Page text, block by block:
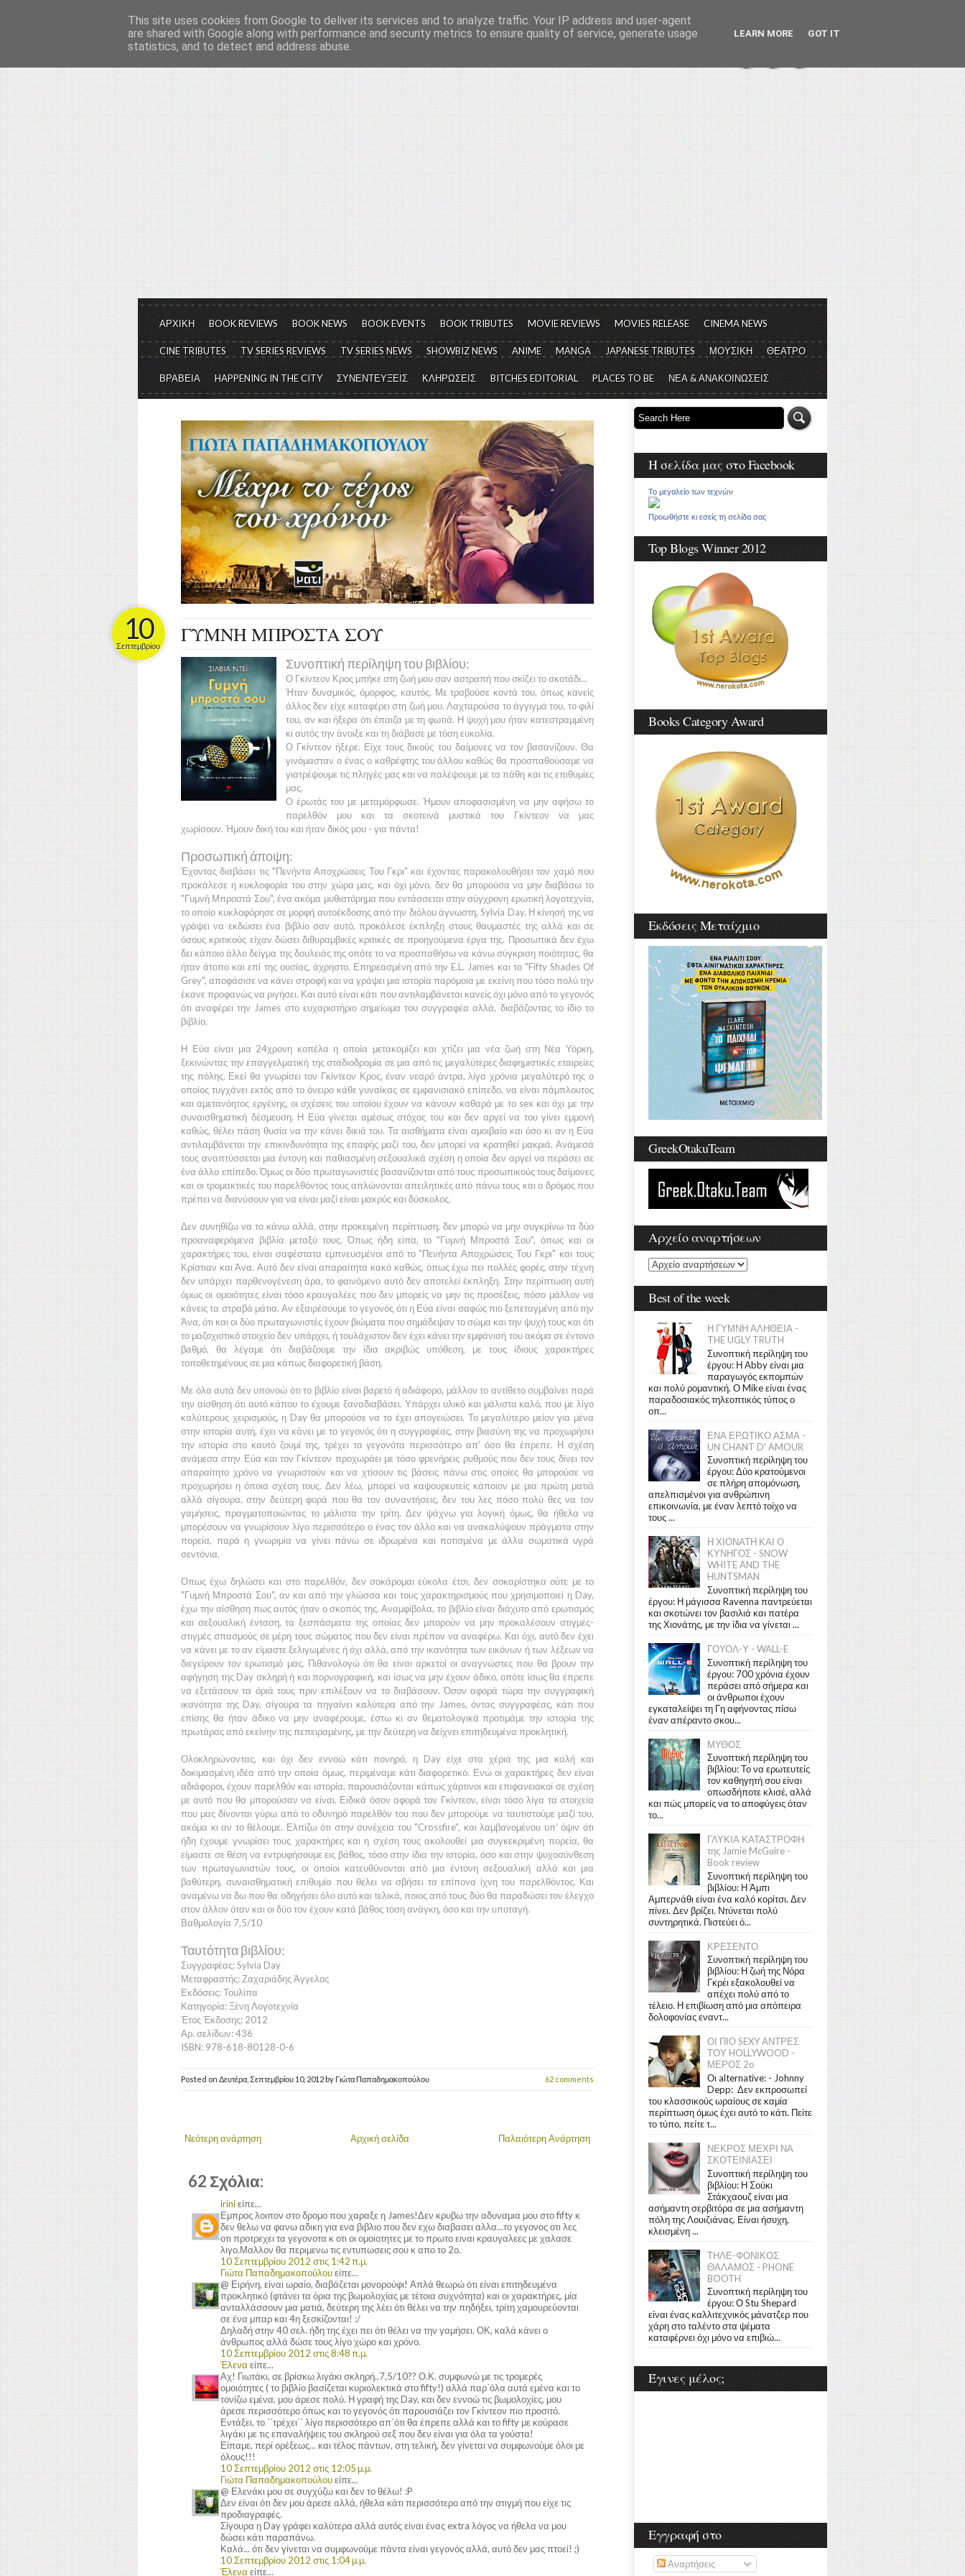
Το μεγαλείο των Τεχνών...
Είμαστε πάντα εδώ για να μιλάμε για τον πολιτισμό, σε κάθε του μορφή και έκταση...
ΑΡΧΙΚΗ BOOK REVIEWS BOOK NEWS BOOK EVENTS BOOK TRIBUTES MOVIE REVIEWS MOVIES RELEASE CINEMA NEWS
CINE TRIBUTES TV SERIES REVIEWS TV SERIES NEWS SHOWBIZ NEWS ANIME MANGA JAPANESE TRIBUTES ΜΟΥΣΙΚΗ ΘΕΑΤΡΟ
ΒΡΑΒΕΙΑ HAPPENING IN THE CITY ΣΥΝΕΝΤΕΥΞΕΙΣ ΚΛΗΡΩΣΕΙΣ BITCHES EDITORIAL PLACES TO BE ΝΕΑ & ΑΝΑΚΟΙΝΩΣΕΙΣ
ΓΥΜΝΗ ΜΠΡΟΣΤΑ ΣΟΥ
10
Σεπτεμβρίου
Συνοπτική περίληψη του βιβλίου:
Ο Γκίντεον Κρος μπήκε στη ζωή μου σαν αστραπή που σκίζει το σκοτάδι...
Ήταν δυναμικός, όμορφος, καυτός. Με τραβούσε κοντά του, όπως κανείς
άλλος δεν είχε καταφέρει στη ζωή μου. Λαχταρούσα το άγγιγμά του, το φιλί
του, αν και ήξερα ότι έπαιζα με τη φωτιά. Η ψυχή μου ήταν κατεστραμμένη
κι αυτός την άνοιξε και τη διάβασε με τόση ευκολία.
Ο Γκίντεον ήξερε. Είχε τους δικούς του δαίμονες να τον βασανίζουν. Θα
γινόμασταν ο ένας ο καθρέφτης του άλλου καθώς θα προσπαθούσαμε να
γιατρέψουμε τις πληγές μας και να παλέψουμε με τα πάθη και τις επιθυμίες
μας.
Ο έρωτάς του με μεταμόρφωσε. Ήμουν αποφασισμένη να μην αφήσω το
παρελθόν μου και τα σκοτεινά μυστικά του Γκίντεον να μας
χωρίσουν. Ήμουν δική του και ήταν δικός μου - για πάντα!
Προσωπική άποψη:
Έχοντας διαβάσει τις "Πενήντα Αποχρώσεις Του Γκρι" και έχοντας παρακολουθήσει τον χαμό που
προκάλεσε η κυκλοφορία του στην χώρα μας, και όχι μόνο, δεν θα μπορούσα να μην διαβάσω το
"Γυμνή Μπροστά Σου", ένα ακόμα μυθιστόρημα που εντάσσεται στην σύγχρονη ερωτική λογοτεχνία,
το οποίο κυκλοφόρησε σε μορφή αυτοέκδοσης από την διόλου άγνωστη,Sylvia Day. Η κίνησή της να
γράψει να εκδώσει ένα βιβλίο σαν αυτό, προκάλεσε έκπληξη στους θαυμαστές της αλλά και σε
όσους κριτικούς είχαν δώσει διθυραμβικές κριτικές σε προηγούμενα έργα της. Προσωπικά δεν έχω
δει κάποιο άλλο δείγμα της δουλειάς της οπότε το να προσπαθήσω να κάνω σύγκριση ποιότητας, θα
ήταν άτοπο και επί της ουσίας, άχρηστο. Επηρεασμένη από την E.L. James και το "Fifty Shades Of
Grey", αποφάσισε να κάνει στροφή και να γράψει μια ιστορία παρόμοια με εκείνη που τόσο πολύ την
έκανε προφανώς να ριγήσει. Και αυτό είναι κάτι που αντιλαμβάνεται κανείς όχι μόνο από το γεγονός
ότι αναφέρει την James στο ευχαριστήριο σημείωμα του συγγραφέα αλλά, διαβάζοντας το ίδιο το
βιβλίο.
Η Εύαείναι μια 24χρονη κοπέλα η οποία μετακομίζει και χτίζει μια νέα ζωή στη Νέα Υόρκη,
ξεκινώντας την επαγγελματική της σταδιοδρομία σε μια από τις μεγαλύτερες διαφημιστικές εταιρείες
της πόλης. Εκεί θα γνωρίσει τον Γκίντεον Κρος, έναν νεαρό άντρα, λίγα χρόνια μεγαλύτερό της ο
οποίος τυγχάνει εκτός από το όνειρο κάθε γυναίκας σε εμφανισιακό επίπεδο, να είναι πάμπλουτος
και αμετανόητος εργένης, οι σχέσεις του οποίου έχουν να κάνουν καθαρά με το sex και όχι με την
συναισθηματική δέσμευση. Η Εύα γίνεται αμέσως στόχος του και δεν αργεί να του γίνει εμμονή
καθώς, θέλει πάση θυσία να την κάνει δικιά του. Τα αισθήματα είναι αμοιβαίο και όσο κι αν η Εύα
αντιλαμβάνεται την επικινδυνότητα της επαφής μαζί του, δεν μπορεί να κρατηθεί μακριά. Ανάμεσά
τους αναπτύσσεται μια έντονη και παθιασμένη σεξουαλικά σχέση η οποία δεν αργεί να περάσει σε
ένα άλλο επίπεδο. Όμως οι δύο πρωταγωνιστές βασανίζονται από τους προσωπικούς τους δαίμονες
και οι τρομακτικές του παρελθόντος τους απλώνονται απειλητικές από πάνω τους και ο δρόμος που
πρέπει να διανύσουν για να είναι μαζί είναι μακρύς και δύσκολος.
Δεν συνηθίζω να το κάνω αλλά, στην προκειμένη περίπτωση, δεν μπορώ να μην συγκρίνω τα δύο
προαναφερόμενα βιβλία μεταξύ τους. Όπως ήδη είπα, το "Γυμνή Μπροστά Σου", όπως και οι
χαρακτήρες του, είναι σαφέστατα εμπνευσμένοι από το "Πενήντα Αποχρώσεις Του Γκρι" και τους
Κρίστιαν και Άνα. Αυτό δεν είναι απαραίτητα κακό καθώς, όπως έχω πει πολλές φορές, στην τέχνη
δεν υπάρχει παρθενογένεση άρα, το φαινόμενο αυτό δεν αποτελεί έκπληξη. Στην περίπτωση αυτή
όμως οι ομοιότητες είναι τόσο κραυγαλέες που δεν μπορείς να μην τις προσέξεις, πόσο μάλλον να
κάνεις τα στραβά μάτια. Αν εξαιρέσουμε το γεγονός ότι η Εύα είναι σαφώς πιο ξεπεταγμένη από την
Άνα, ότι και οι δύο πρωταγωνιστές έχουν βιώματα που σημάδεψαν το σώμα και την ψυχή τους και ότι
το μαζοχιστικό στοιχείο δεν υπάρχει, ή τουλάχιστον δεν έχει κάνει την εμφάνισή του ακόμα σε έντονο
βαθμό, θα λέγαμε ότι διαβάζουμε την ίδια ακριβώς υπόθεση, με τους ίδιους χαρακτήρες
τοποθετημένους σε μια κάπως διαφορετική βάση.
Με όλα αυτά δεν υπονοώ ότι το βιβλίο είναι βαρετό ή αδιάφορο, μάλλον το αντίθετο συμβαίνει παρά
την αίσθηση ότι αυτό κάπου το έχουμε ξαναδιαβάσει. Υπάρχει υλικό και μάλιστα καλό, που με λίγο
καλύτερους χειρισμούς, η Dayθα μπορούσε να το έχει απογειώσει. Το μεγαλύτερο μείον για μένα
στην ιστορία αυτή, έχει να κάνει με το γεγονός ότι η συγγραφέας, στην βιασύνη της να προχωρήσει
την ιστορία στο καυτό ζουμί της, τρέχει τα γεγονότα περισσότερο απ' όσο θα έπρεπε. Η σχέση
ανάμεσα στην Εύα και τον Γκίντεον προχωράει με τόσο φρενήρεις ρυθμούς που δεν τους δίνει τον
απαραίτητο χρόνο να γνωριστούν και να χτίσουν τις βάσεις πάνω στις οποίες θα μπορούσε να
προχωρήσει η όποια σχέση τους. Δεν λέω, μπορεί να καψουρευτείς κάποιον με μια πρώτη ματιά
αλλά σίγουρα, στην δεύτερη φορά που θα τον συναντήσεις, δεν του λες πόσο πολύ θες να τον
γαμήσεις, πραγματοποιώντας το μάλιστα την τρίτη. Δεν ψάχνω για λογική όμως, θα ήθελα να
μπορέσουν να γνωρίσουν λίγο περισσότερο ο ένας τον άλλο και να ανακαλύψουν πράγματα στην
πορεία, παρά η γνωριμία να γίνει πάνω σε ιδρωμένα και ποτισμένα με άλλα σωματικά υγρά
σεντόνια.
Όπως έχω δηλώσει και στο παρελθόν, δεν σοκάρομαι εύκολα έτσι, δεν σοκαρίστηκα ούτε με το
"Γυμνή Μπροστά Σου", αν και από την γλώσσα και τους χαρακτηρισμούς που χρησιμοποιεί η Day,
έχω την αίσθηση πως αυτός ήταν ο σκοπός της. Αναμφίβολα, το βιβλίο είναι διάχυτο από ερωτισμός
και σεξουαλική ένταση, τα ξεσπάσματα της οποίας δεν μπορούν να μην προκαλέσουν στιγμές-
στιγμές σπασμούς σε μέρη τους σώματος που δεν είναι πρέπον να αναφέρω. Και όχι, αυτό δεν έχει
να κάνει με το αν είμαστε ξελιγωμένες ή όχι αλλά, από την ικανότητα των εικόνων ή των λέξεων να
διεγείρουν τον ερωτισμό μας. Πιθανολογώ ότι θα είναι αρκετοί οι αναγνώστες που θα βρουν την
αφήγηση της Day σκληρή ή και πορνογραφική, και ίσως να μην έχουν άδικο, οπότε ίσως θα έπρεπε
να εξετάσουν τα όριά τους πριν επιλέξουν να το διαβάσουν. Όσον αφορά τώρα την συγγραφική
ικανότητα της Day, σίγουρα τα πηγαίνει καλύτερα από την James,όντας συγγραφέας, κάτι που
επίσης θα ήταν άδικο να μην αναφέρουμε, έστω κι αν θεματολογικά προτιμάμε την ιστορία της
πρωτάρας από εκείνην της πεπειραμένης, με την δεύτερη να δείχνει επιτηδευμένα προκλητική.
Ολοκληρώνοντας, και όχι δεν εννοώ κάτι πονηρό, η Day είχε στα χέρια της μια καλή και
δοκιμασμένη ιδέα από την οποία όμως, περιμέναμε κάτι διαφορετικό. Ενώ οι χαρακτήρες δεν είναι
αδιάφοροι, έχουν παρελθόν και ιστορία, παρουσιάζονται κάπως χάρτινοι και επιφανειακοί σε σχέση
με αυτό που θα μπορούσαν να είναι. Ειδικά όσον αφορά τον Γκίντεον, είναι τόσο λίγα τα στοιχεία
που μας δίνονται γύρω από το οδυνηρό παρελθόν του που δεν μπορούμε να ταυτιστούμε μαζί του,
ακόμα κι αν το θέλουμε. Ελπίζω ότι στην συνέχεια του "Crossfire", και λαμβανομένου υπ' όψιν ότι
ήδη έχουμε γνωρίσει τους χαρακτήρες και η σχέση τους ακολουθεί μια συγκεκριμένη πορεία, θα
είμαστε σε θέση να εντρυφήσουμε εις βάθος, τόσο στην ίδια την ιστορία, όσο και στην ψυχοσύνθεση
των πρωταγωνιστών τους, οι οποίοι κατευθύνονται από μια έντονη σεξουαλική αλλά και μια
βαθύτερη, συναισθηματική επιθυμία που θέλει να σβήσει τα επίπονα ίχνη του παρελθόντος. Και
αναμένω να δω που θα οδηγήσει όλο αυτό και τελικά, ποιος από τους δύο θα παραδώσει τον έλεγχο
στον άλλον όταν και οι δύο τον έχουν κατά βάθος τόση ανάγκη, όσο και την υποταγή.
Βαθμολογία 7,5/10
Ταυτότητα βιβλίου:
Συγγραφέας: Sylvia Day
Μεταφραστής: Ζαχαριάδης Άγγελος
Εκδόσεις: Τουλίπα
Κατηγορία: Ξένη Λογοτεχνία
Έτος Έκδοσης: 2012
Αρ. σελίδων: 436
ISBN: 978-618-80128-0-6
Posted on Δευτέρα, Σεπτεμβρίου 10, 2012 by Γιώτα Παπαδημακοπούλου 62 comments
Νεότερη ανάρτηση Παλαιότερη Ανάρτηση
Αρχική σελίδα
62 Σχόλια:
iriniείπε...
Εμπρος λοιπον στο δρομο που χαραξε η James!Δεν κρυβω την αδυναμια μου στο fifty κ
δεν θελω να φανω αδικη για ενα βιβλιο που δεν εχω διαβασει αλλα...το γεγονος οτι λες
οτι προτρεχει τα γεγονοτα κ οτι οι ομοιοτητες με το πρωτο ειναι κραυγαλεες με χαλασε
λιγο.Μαλλον θα περιμενω τις εντυπωσεις σου κ απο το 2ο.
10 Σεπτεμβρίου 2012 στις 1:42 π.μ.
Γιώτα Παπαδημακοπούλουείπε...
@ Ειρήνη, είναι ωραίο, διαβάζεται μονορούφι! Απλά θεωρώ ότι είναι επιτηδευμένα
προκλητικό (φτάνει τα όρια της βωμολοχίας με τέτοια συχνότητα) και οι χαρακτήρες, μία
ανταλλάσσουν μια ματιά, δεύτερη της λέει ότι θέλει να την πηδήξει, τρίτη χαμουρεύονται
σε ένα μπαρ και 4η ξεσκίζονται! :/
Δηλαδή στην 40 σελ. ήδη της έχει πει ότι θέλει να την γαμήσει. ΟΚ, καλά κάνει ο
άνθρωπος αλλά δώσε τους λίγο χώρο και χρόνο.
10 Σεπτεμβρίου 2012 στις 8:48 π.μ.
Έλενα είπε...
Αχ! Γιωτάκι, σε βρίσκω λιγάκι σκληρή..7,5/10?? Ο.Κ. συμφωνώ με τις τρομερές
ομοιότητες ( το βιβλίο βασίζεται κυριολεκτικά στο fifty!) αλλά παρ΄όλα αυτά εμένα και το
τονίζω εμένα, μου άρεσε πολύ. Η γραφή της Day, και δεν εννοώ τις βωμολοχίες, μου
άρεσε περισσότερο όπως και το γεγονός ότι παρουσιάζει τον Γκίντεον πιο προσιτό.
Εντάξει, το ΄΄τρέχει΄΄ λίγο περισσότερο απ΄ότι θα έπρεπε αλλά και το fifty με κούρασε
λιγάκι με τις επαναλήψεις του σκληρού σεξ που δεν είναι για όλα τα γούστα!
Είπαμε, περί ορέξεως... και τέλος πάντων, στη τελική, δεν γίνεται να συμφωνούμε όλοι με
όλους!!!
10 Σεπτεμβρίου 2012 στις 12:05 μ.μ.
Γιώτα Παπαδημακοπούλουείπε...
@ Ελενάκι μου σε συγχύζω και δεν το θέλω! :P
Δεν είναι ότι δεν μου άρεσε αλλά, ήθελα κάτι περισσότερο από την στιγμή που είχε τις
προδιαγραφές.
Σίγουρα η Day γράφει καλύτερα αλλά αυτός είναι ένας extra λόγος να ήθελα να μου
δώσει κάτι παραπάνω.
Καλά... ότι δεν γίνεται να συμφωνούμε πάντα είναι γεγονός αλλά, αυτό δεν μας πτοεί! ;)
10 Σεπτεμβρίου 2012 στις 1:04 μ.μ.
Έλενα είπε...
Η σελίδα μας στο Facebook
Το μεγαλείο των τεχνών
Προωθήστε κι εσείς τη σελίδα σας
Top Blogs Winner 2012
Books Category Award
Εκδόσεις Μεταίχμιο
GreekOtakuTeam
Αρχείο αναρτήσεων
Best of the week
Η ΓΥΜΝΗ ΑΛΗΘΕΙΑ -
THE UGLY TRUTH
Συνοπτική περίληψη του
έργου: Η Abby είναι μια
παραγωγός εκπομπών
και πολύ ρομαντική. Ο Mike είναι ένας
παραδοσιακός τηλεοπτικός τύπος ο
οπ...
ΕΝΑ ΕΡΩΤΙΚΟ ΑΣΜΑ -
UN CHANT D' AMOUR
Συνοπτική περίληψη του
έργου: Δύο κρατούμενοι
σε πλήρη απομόνωση,
απελπισμένοι για ανθρώπινη
επικοινωνία, με έναν λεπτό τοίχο να
τους ...
Η ΧΙΟΝΑΤΗ ΚΑΙ Ο
ΚΥΝΗΓΟΣ - SNOW
WHITE AND THE
HUNTSMAN
Συνοπτική περίληψη του
έργου: Η μάγισσα Ravenna παντρεύεται
και σκοτώνει τον βασιλιά και πατέρα
της Χιονάτης, με την ίδια να γίνεται ...
ΓΟΥΟΛ-Υ - WALL-E
Συνοπτική περίληψη του
έργου: 700 χρόνια έχουν
περάσει από σήμερα και
οι άνθρωποι έχουν
εγκαταλείψει τη Γη αφήνοντας πίσω
έναν απέραντο σκου...
ΜΥΘΟΣ
Συνοπτική περίληψη του
βιβλίου: Το να ερωτευτείς
τον καθηγητή σου είναι
οπωσδήποτε κλισέ, αλλά
και πώς μπορείς να το αποφύγεις όταν
το...
ΓΛΥΚΙΑ ΚΑΤΑΣΤΡΟΦΗ
της Jamie McGuire -
Book review
Συνοπτική περίληψη του
βιβλίου: Η Άμπι
Αμπερνάθι είναι ένα καλό κορίτσι. Δεν
πίνει. Δεν βρίζει. Ντύνεται πολύ
συντηρητικά. Πιστεύει ό...
ΚΡΕΣΕΝΤΟ
Συνοπτική περίληψη του
βιβλίου: Η ζωή της Νόρα
Γκρέι εξακολουθεί να
απέχει πολύ από το
τέλειο. Η επιβίωση από μια απόπειρα
δολοφονίας εναντ...
ΟΙ ΠΙΟ SEXY ΑΝΤΡΕΣ
ΤΟΥ HOLLYWOOD -
ΜΕΡΟΣ 2ο
Οι alternative: - Johnny
Depp: Δεν εκπροσωπεί
του κλασσικούς ωραίους σε καμία
περίπτωση όμως έχει αυτό το κάτι. Πείτε
το τύπο, πείτε τ...
ΝΕΚΡΟΣ ΜΕΧΡΙ ΝΑ
ΣΚΟΤΕΙΝΙΑΣΕΙ
Συνοπτική περίληψη του
βιβλίου: Η Σούκι
Στάκχαουζ είναι μια
ασήμαντη σερβιτόρα σε μια ασήμαντη
πόλη της Λουιζιάνας. Είναι ήσυχη,
κλεισμένη ...
ΤΗΛΕ-ΦΟΝΙΚΟΣ
ΘΑΛΑΜΟΣ - PHONE
BOOTH
Συνοπτική περίληψη του
έργου: Ο Stu Shepard
είναι ένας καλλιτεχνικός μάνατζερ που
χάρη στο ταλέντο στα ψέματα
καταφέρνει όχι μόνο να επιβιώ...
Έγινες μέλος;
Εγγραφή στο
Αναρτήσεις
This site uses cookies from Google to deliver its services and to analyze traffic. Your IP address and user-agent
are shared with Google along with performance and security metrics to ensure quality of service, generate usage
statistics, and to detect and address abuse.
LEARN MORE GOT IT